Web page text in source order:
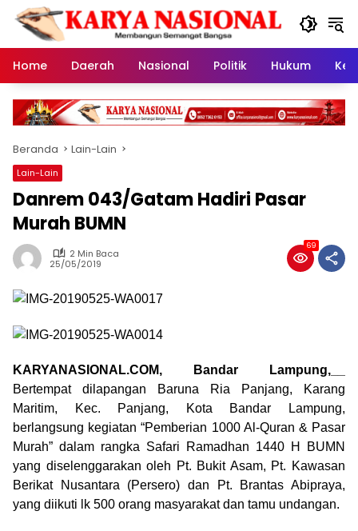
Langsung
konten
Home
Daerah Nasional Politik Hukum
Beranda Lain-Lain
Lain-Lain
Danrem 043/Gatam Hadiri Pasar
Murah BUMN
2 Min Baca
25/05/2019
69
KARYANASIONAL.COM, Bandar Lampung,__
Bertempat dilapangan Baruna Ria Panjang, Karang
Maritim, Kec. Panjang, Kota Bandar Lampung,
berlangsung kegiatan “Pemberian 1000 Al-Quran & Pasar
Murah” dalam rangka Safari Ramadhan 1440 H BUMN
yang diselenggarakan oleh Pt. Bukit Asam, Pt. Kawasan
Berikat Nusantara (Persero) dan Pt. Brantas Abipraya,
yang diikuti lk 500 orang masyarakat dan tamu undangan.